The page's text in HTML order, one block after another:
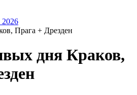
Прага + Дрезден
дня Краков,